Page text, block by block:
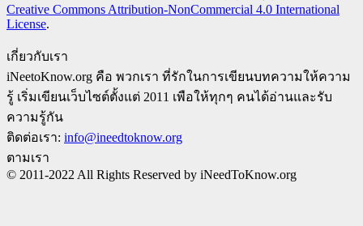
Creative Commons Attribution-NonCommercial 4.0 International
License.
เกี่ยวกับเรา
iNeetoKnow.org คือ พวกเรา ที่รักในการเขียนบทความให้ความ
รู้ เริ่มเขียนเว็บไซต์ตั้งแต่ 2011 เพือให้ทุกๆ คนได้อ่านและรับ
ความรู้กัน
ติดต่อเรา: info@ineedtoknow.org
ตามเรา
© 2011-2022 All Rights Reserved by iNeedToKnow.org